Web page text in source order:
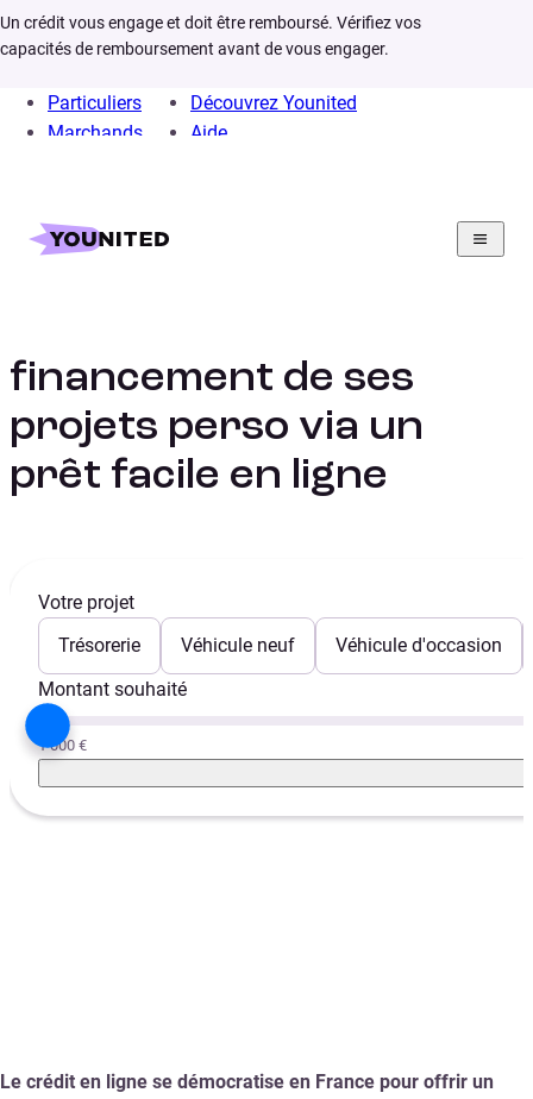
Un crédit vous engage et doit être remboursé. Vérifiez vos
capacités de remboursement avant de vous engager.
Particuliers
Marchands
Découvrez Younited
Aide
Home
Infos
Pret personnel rapide
financement de ses
projets perso via un
prêt facile en ligne
Votre projet
Trésorerie
Véhicule neuf
Véhicule d'occasion
Montant souhaité
1 000 €
Le crédit en ligne se démocratise en France pour offrir un